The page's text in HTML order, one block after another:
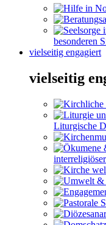
besonderen
vielseitig engagiert
vielseitig
Liturgische